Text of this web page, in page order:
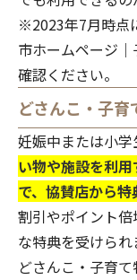
※2023年7月時点
市ホームページ
確認ください。
どさんこ・子育
妊娠中または小学
い物や施設を利
で、協賛店から
割引やポイント
な特典を受けられ
どさんこ・子育